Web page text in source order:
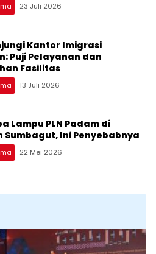
23 Juli 2026
Kantor Imigrasi
Puji Pelayanan dan
Fasilitas
13 Juli 2026
Lampu PLN Padam di
Sumbagut, Ini Penyebabnya
22 Mei 2026